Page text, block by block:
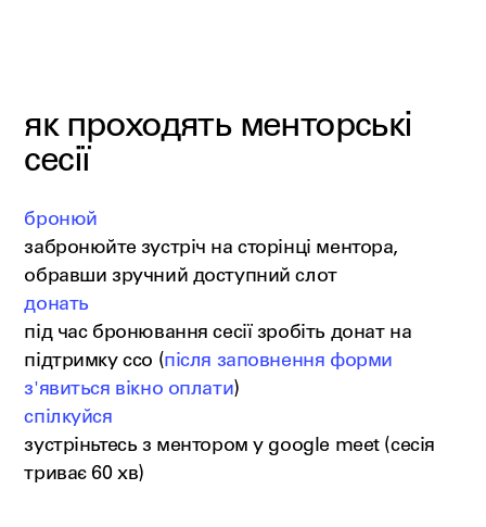
як проходять менторські
сесії
бронюй
забронюйте зустріч на сторінці ментора,
обравши зручний доступний слот
донать
під час бронювання сесії зробіть донат на
підтримку ссо (після заповнення форми
з'явиться вікно оплати)
спілкуйся
зустріньтесь з ментором у google meet (сесія
триває 60 хв)